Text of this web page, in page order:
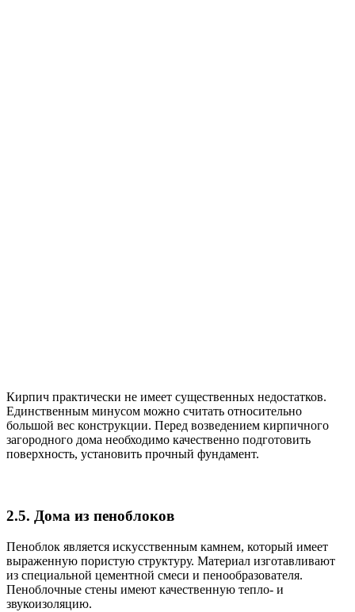
Кирпич практически не имеет существенных недостатков.
Единственным минусом можно считать относительно
большой вес конструкции. Перед возведением кирпичного
загородного дома необходимо качественно подготовить
поверхность, установить прочный фундамент.
2.5. Дома из пеноблоков
Пеноблок является искусственным камнем, который имеет
выраженную пористую структуру. Материал изготавливают
из специальной цементной смеси и пенообразователя.
Пеноблочные стены имеют качественную тепло- и
звукоизоляцию.